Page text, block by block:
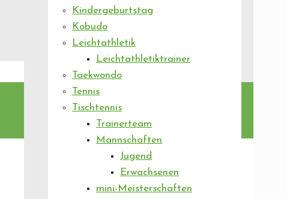
Kindergeburtstag
Kobudo
Leichtathletik
Leichtathletiktrainer
Taekwondo
Tennis
Tischtennis
Trainerteam
Mannschaften
Jugend
Erwachsenen
mini-Meisterschaften